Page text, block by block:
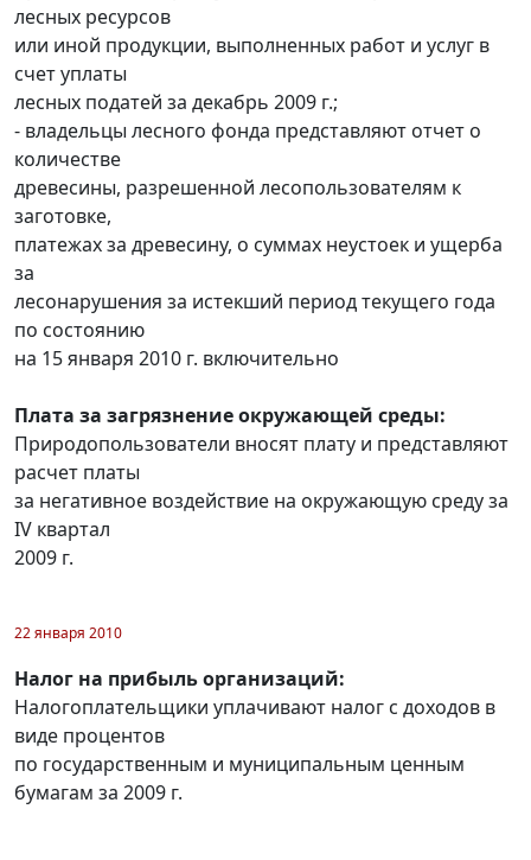
лесных ресурсов
или иной продукции, выполненных работ и услуг в
счет уплаты
лесных податей за декабрь 2009 г.;
- владельцы лесного фонда представляют отчет о
количестве
древесины, разрешенной лесопользователям к
заготовке,
платежах за древесину, о суммах неустоек и ущерба
за
лесонарушения за истекший период текущего года
по состоянию
на 15 января 2010 г. включительно
Плата за загрязнение окружающей среды:
Природопользователи вносят плату и представляют
расчет платы
за негативное воздействие на окружающую среду за
IV квартал
2009 г.
22 января 2010
Налог на прибыль организаций:
Налогоплательщики уплачивают налог с доходов в
виде процентов
по государственным и муниципальным ценным
бумагам за 2009 г.